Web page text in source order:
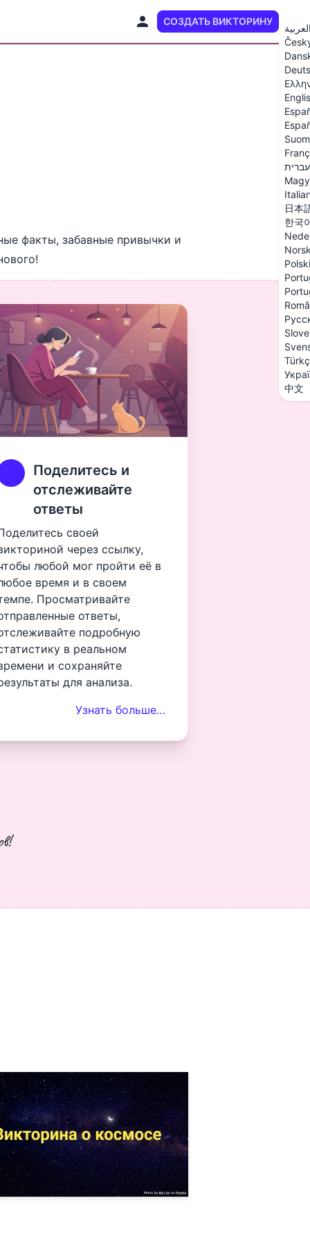
СОЗДАТЬ ВИКТОРИНУ
עברית
日本
한국
Polski
中文
факты, забавные привычки и
Поделитесь и
отслеживайте
ответы
своей
через ссылку,
любой мог пройти её в
время и в своем
Просматривайте
ответы,
подробную
в реальном
и сохраняйте
для анализа.
Узнать больше…